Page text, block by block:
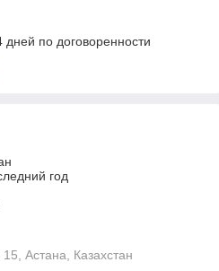
дней по договоренности
год
Астана, Казахстан